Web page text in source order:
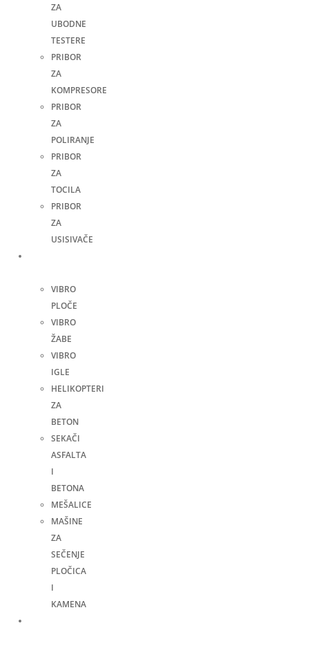
ZA
UBODNE
TESTERE
PRIBOR
ZA
KOMPRESORE
PRIBOR
ZA
POLIRANJE
PRIBOR
ZA
TOCILA
PRIBOR
ZA
USISIVAČE
VIBRO
PLOČE
VIBRO
ŽABE
VIBRO
IGLE
HELIKOPTERI
ZA
BETON
SEKAČI
ASFALTA
I
BETONA
MEŠALICE
MAŠINE
ZA
SEČENJE
PLOČICA
I
KAMENA